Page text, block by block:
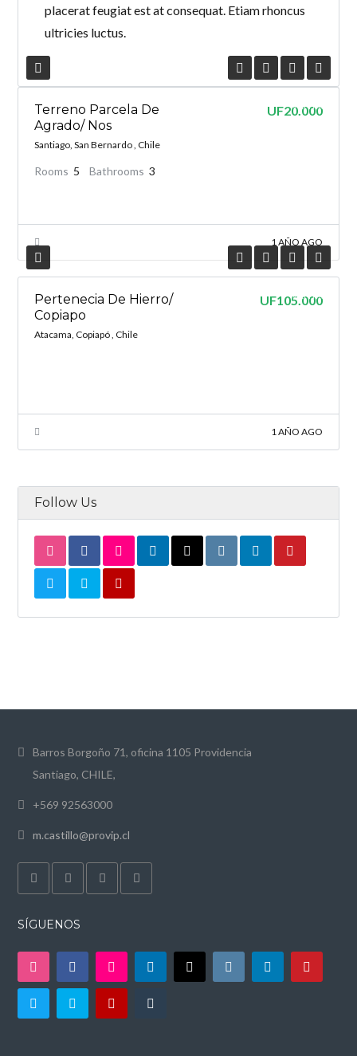
placerat feugiat est at consequat. Etiam rhoncus
ultricies luctus.
VENTA
Terreno Parcela De
Agrado/ Nos
Santiago, San Bernardo , Chile
UF20.000
Rooms 5 Bathrooms 3
1 AÑO AGO
VENTA
Pertenecia De Hierro/
Copiapo
Atacama, Copiapó , Chile
UF105.000
1 AÑO AGO
Follow Us
Barros Borgoño 71, oficina 1105 Providencia
Santiago, CHILE,
+569 92563000
m.castillo@provip.cl
SÍGUENOS